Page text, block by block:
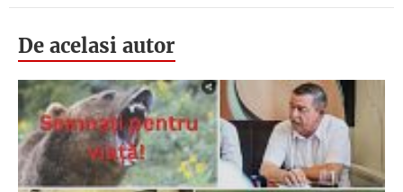
De acelasi autor